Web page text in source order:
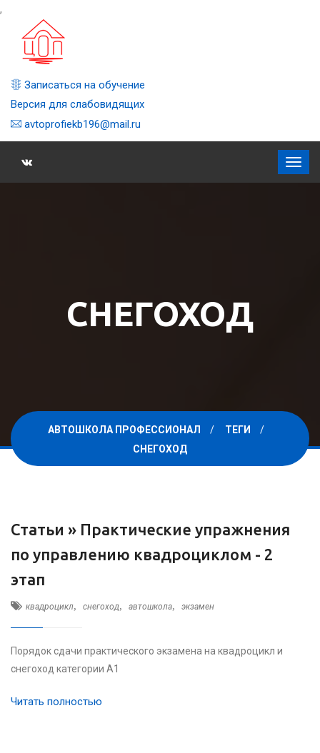
,
Записаться на обучение
Версия для слабовидящих
avtoprofiekb196@mail.ru
СНЕГОХОД
АВТОШКОЛА ПРОФЕССИОНАЛ
ТЕГИ
СНЕГОХОД
Статьи » Практические упражнения
по управлению квадроциклом - 2
этап
квадроцикл, снегоход, автошкола, экзамен
Порядок сдачи практического экзамена на квадроцикл и
снегоход категории А1
Читать полностью